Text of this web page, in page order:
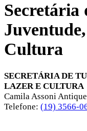
Secretária
Cultura
SECRETÁRIA DE
LAZER E CULTURA
Camila Assoni
Telefone: (19) 3566-